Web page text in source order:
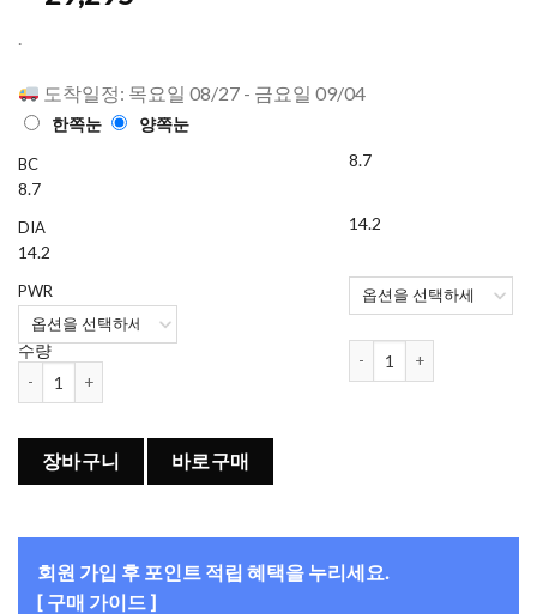
를 기준으
점에
.
도착일정: 목요일 08/27 - 금요일 09/04
한쪽눈 양쪽눈
BC
8.7
DIA
14.2
PWR
수량
하파크리스틴 Hapa Secretive Kristin 1개월용 컬러렌즈 Beige (2개들이) 수량
8.7
14.2
하파크리스틴 Hapa
장바구니 바로구매
회원 가입 후 포인트 적립 혜택을 누리세요.
[ 구매 가이드 ]